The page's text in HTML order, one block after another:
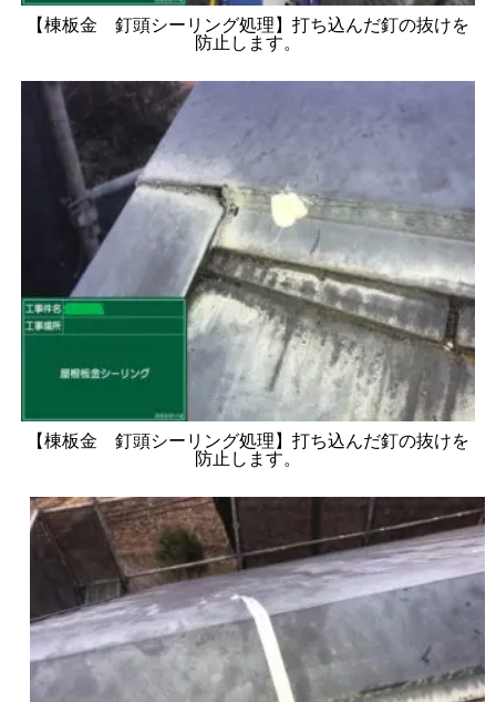
【棟板金 釘頭シーリング処理】打ち込んだ釘の抜けを
防止します。
【棟板金 釘頭シーリング処理】打ち込んだ釘の抜けを
防止します。